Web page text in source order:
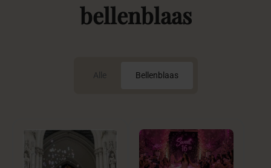
Decoratie hurenbellenblaas
Alle Bellenblaas